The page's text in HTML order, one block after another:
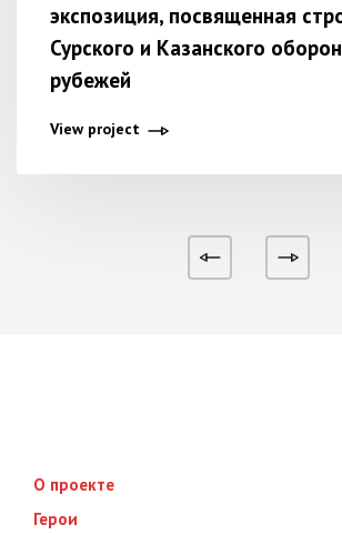
экспозиция, посвященная
Сурского и Казанского
рубежей
View project
О проекте
Герои